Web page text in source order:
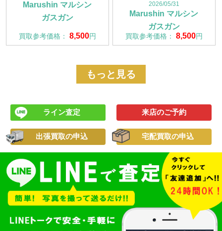
Marushin マルシン
ガスガン
買取参考価格： 8,500円
2026/05/31
Marushin マルシン
ガスガン
買取参考価格： 8,500円
もっと見る
ライン査定 来店のご予約
出張買取の申込 宅配買取の申込